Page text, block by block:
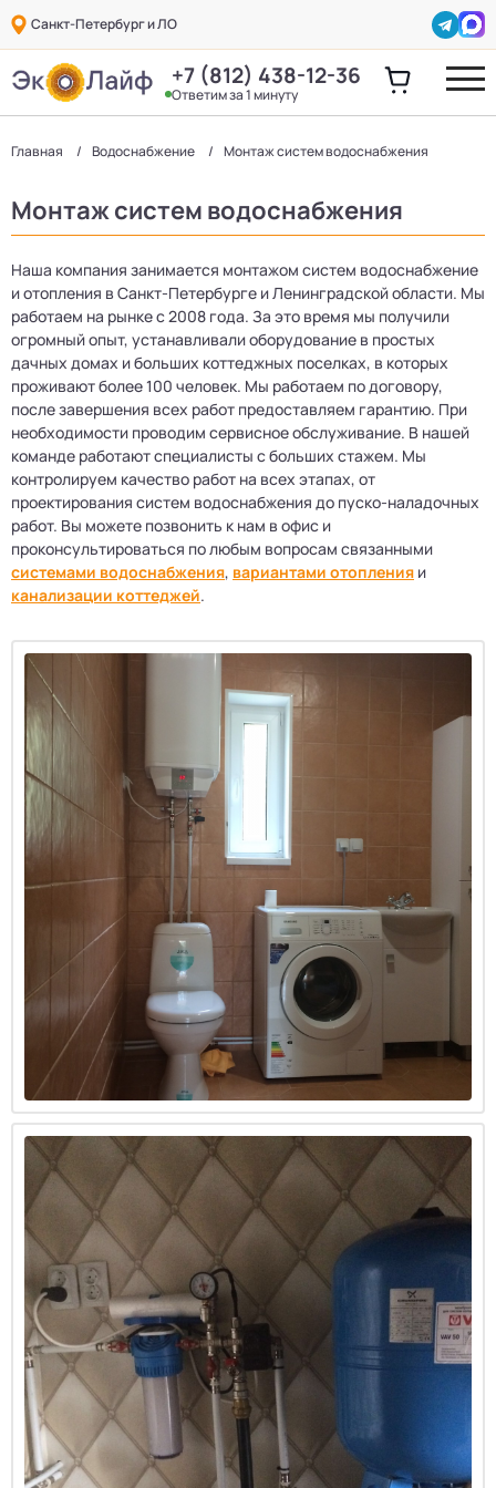
Санкт-Петербург и ЛО
+7 (812) 438-12-36
Ответим за 1 минуту
Главная Водоснабжение Монтаж систем водоснабжения
Монтаж систем водоснабжения
Наша компания занимается монтажом систем водоснабжение
и отопления в Санкт-Петербурге и Ленинградской области. Мы
работаем на рынке с 2008 года. За это время мы получили
огромный опыт, устанавливали оборудование в простых
дачных домах и больших коттеджных поселках, в которых
проживают более 100 человек. Мы работаем по договору,
после завершения всех работ предоставляем гарантию. При
необходимости проводим сервисное обслуживание. В нашей
команде работают специалисты с больших стажем. Мы
контролируем качество работ на всех этапах, от
проектирования систем водоснабжения до пуско-наладочных
работ. Вы можете позвонить к нам в офис и
проконсультироваться по любым вопросам связанными
системами водоснабжения, вариантами отопления и
канализации коттеджей.